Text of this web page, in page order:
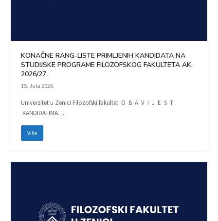
KONAČNE RANG-LISTE PRIMLJENIH KANDIDATA NA
STUDIJSKE PROGRAME FILOZOFSKOG FAKULTETA AK.
2026/27.
15. Jula 2026.
Univerzitet u Zenici Filozofski fakultet O B A V I J E S T
KANDIDATIMA…
Više